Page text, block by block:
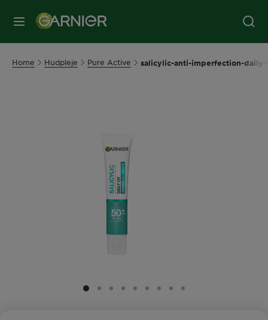
MENU
Home Hudpleje Pure Active salicylic-anti-imperfection-
SLIDE 1
SLIDE 2
SLIDE 3
SLIDE 4
SLIDE 5
SLIDE 6
SLIDE 7
SLIDE 8
SLIDE 9